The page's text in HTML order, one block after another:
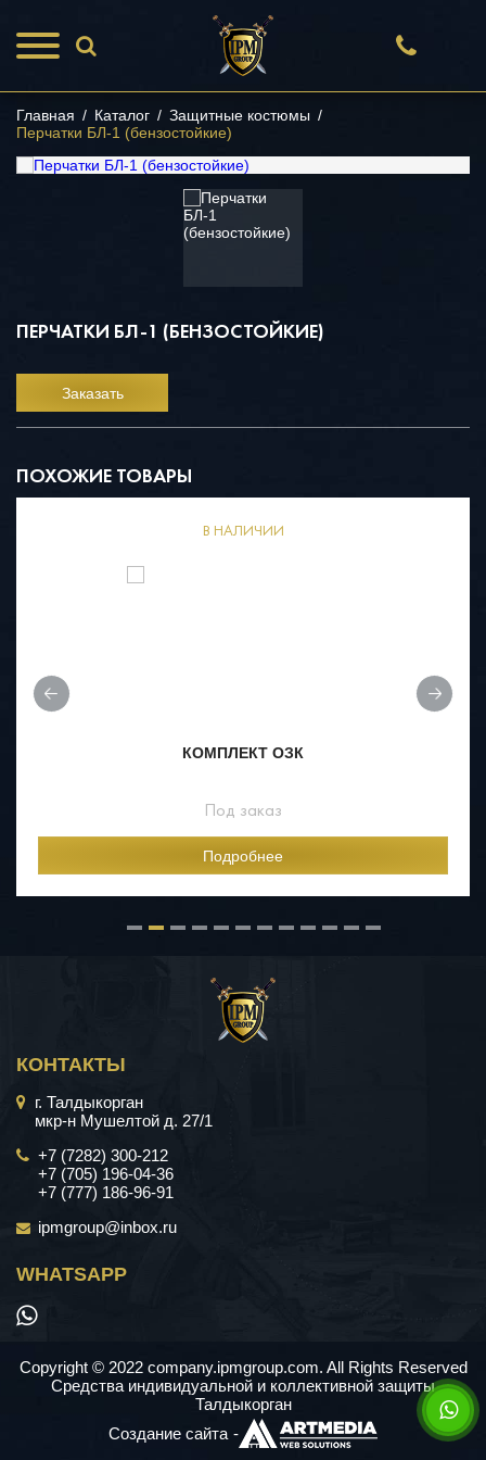
Главная / Каталог / Защитные костюмы /
Перчатки БЛ-1 (бензостойкие)
ПЕРЧАТКИ БЛ-1 (БЕНЗОСТОЙКИЕ)
Заказать
ПОХОЖИЕ ТОВАРЫ
В НАЛИЧИИ
КОМПЛЕКТ ОЗК
Под заказ
Подробнее
КОНТАКТЫ
г. Талдыкорган
мкр-н Мушелтой д. 27/1
+7 (7282) 300-212
+7 (705) 196-04-36
+7 (777) 186-96-91
ipmgroup@inbox.ru
WHATSAPP
Copyright © 2022 company.ipmgroup.com. All Rights Reserved
Средства индивидуальной и коллективной защиты
Талдыкорган
Создание сайта -